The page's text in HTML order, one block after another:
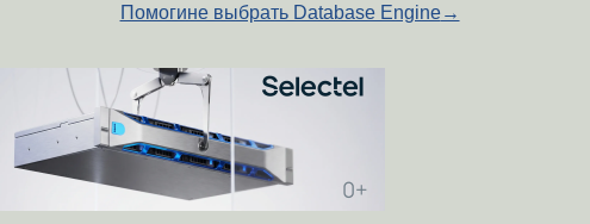
Помогине выбрать Database Engine→